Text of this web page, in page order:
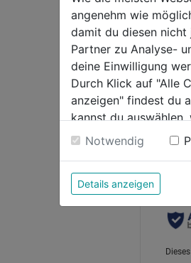
0.0
von
5
Sternen.
angenehm wie
damit du diesen nicht
Partner zu Analyse-
deine Einwilligung
Durch Klick auf "Alle
anzeigen" findest du
kannst du
Weitere
Notwendig
Details anzeigen